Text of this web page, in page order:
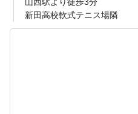
山西駅より徒歩3分
新田高校軟式テニス場隣